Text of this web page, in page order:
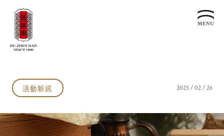
歷史沿革
文化生活誌
24節氣文化
漢餅文化館
產品服務
預約品鑑
活動新訊 2025 / 02 / 26